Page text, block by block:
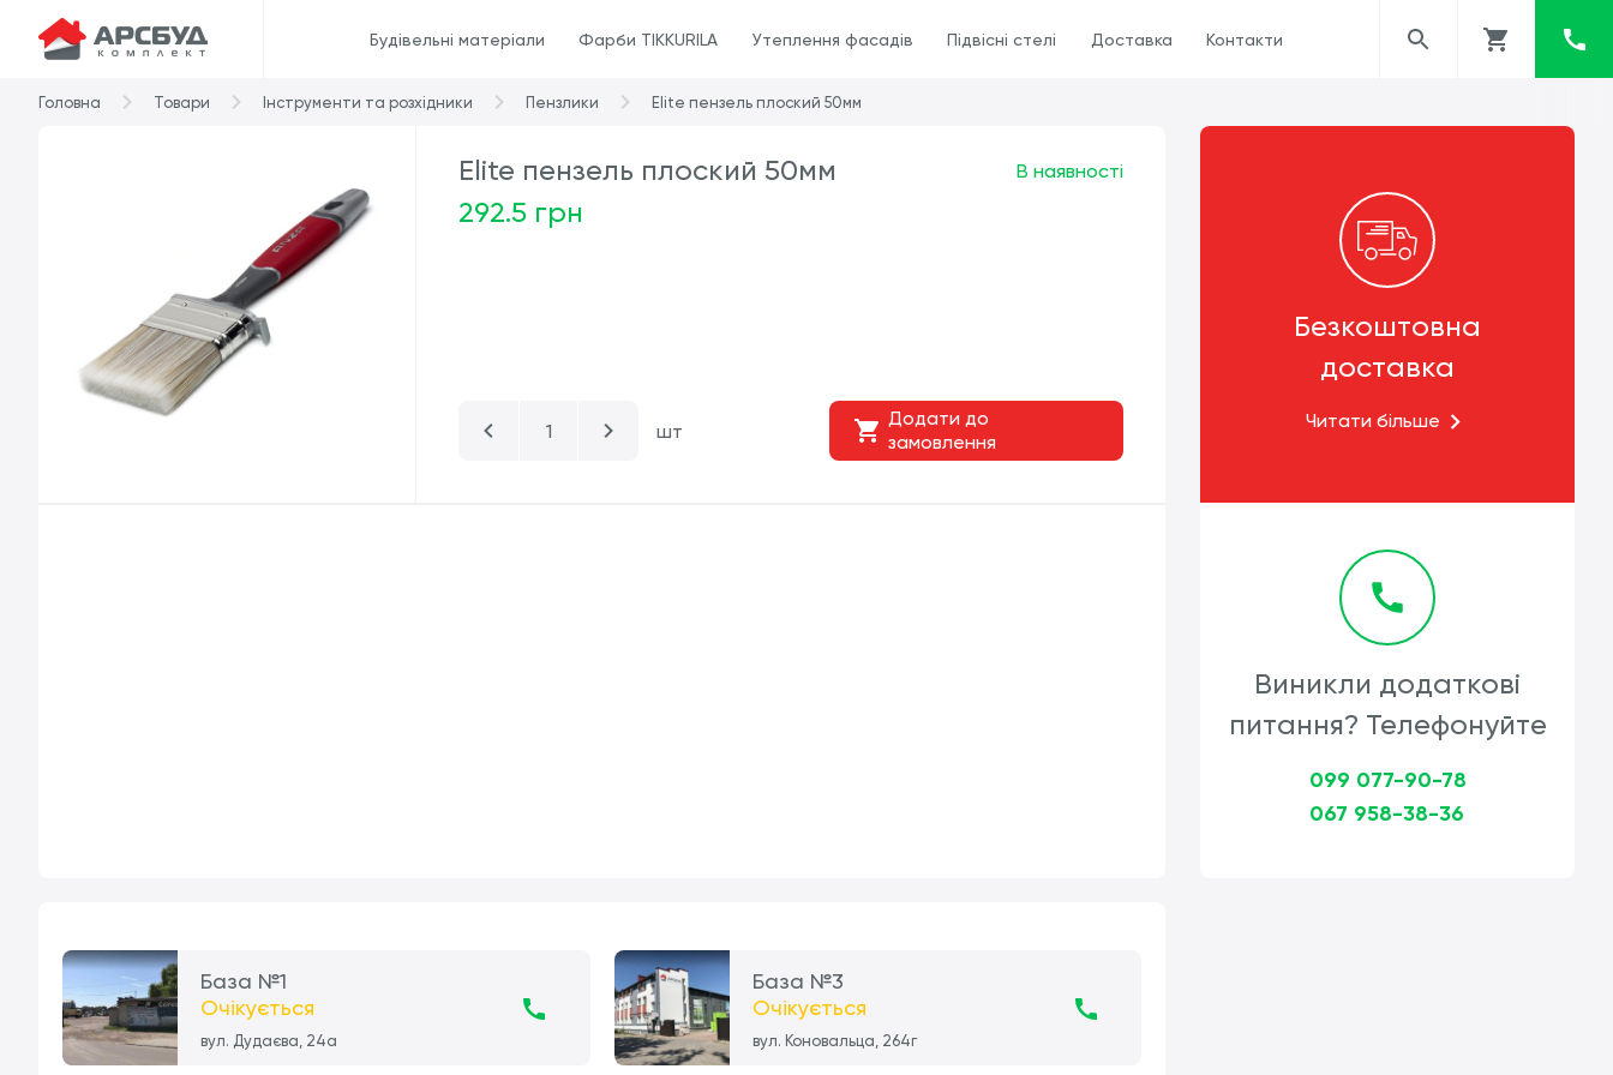
Будівельні матеріали Фарби TIKKURILA Утеплення фасадів Підвісні стелі Доставка Контакти
Головна Товари Інструменти та розхідники Пензлики Elite пензель плоский 50мм
Elite пензель плоский 50мм
292.5 грн
В наявності
шт
Додати до
замовлення
Безкоштовна
доставка
Читати більше
Виникли додаткові
питання? Телефонуйте
099 077-90-78
067 958-38-36
База №1
Очікується
вул. Дудаєва, 24а
База №3
Очікується
вул. Коновальца, 264г